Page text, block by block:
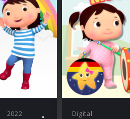
2022 Digital